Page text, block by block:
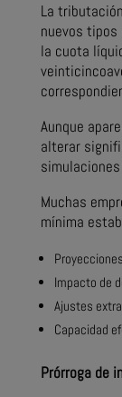
La
nuevos tipos
la cuota
Aunque
alterar
Muchas
mínima
Impacto de
Ajustes
Capacidad
Prórroga de